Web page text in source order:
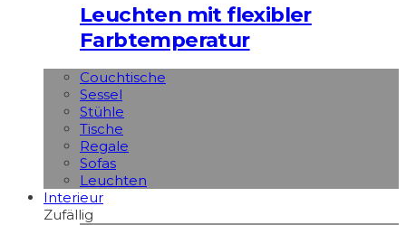
Leuchten mit flexibler
Farbtemperatur
Couchtische
Sessel
Stühle
Tische
Regale
Sofas
Leuchten
Interieur
Zufällig